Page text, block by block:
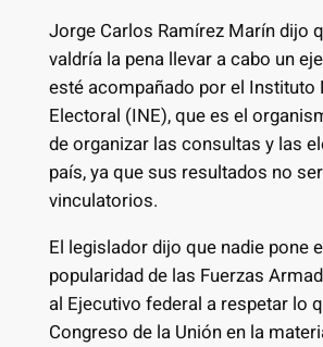
Jorge Carlos Ramírez Marín dijo
valdría la pena llevar a cabo un
esté acompañado por el Instituto
Electoral (INE), que es el
de organizar las consultas y las
país, ya que sus resultados no
vinculatorios.
El legislador dijo que nadie pone
popularidad de las Fuerzas
al Ejecutivo federal a respetar lo
Congreso de la Unión en la